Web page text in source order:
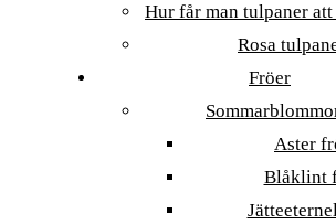
Hur får man tulpaner
Rosa
Fröer
Aster
Blåklint